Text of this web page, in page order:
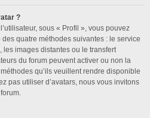
?
sous « Profil », vous pouvez
quatre méthodes suivantes : le service
les images distantes ou le transfert
du forum peuvent activer ou non la
qu’ils veuillent rendre disponible
pas utiliser d’avatars, nous vous invitons